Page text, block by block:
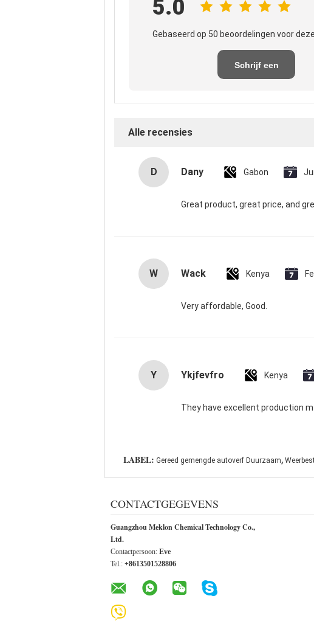
5.0
Gebaseerd op 50 beoordelingen voor
Schrijf een
Alle recensies
D Dany Gabon
Great product, great price, and
W Wack Kenya
Very affordable, Good.
Y Ykjfevfro Kenya
They have excellent production
LABEL: Gereed gemengde autoverf Duurzaam,
CONTACTGEGEVENS
Guangzhou Meklon Chemical Technology Co.,
Ltd.
Contactpersoon: Eve
Tel.: +8613501528806